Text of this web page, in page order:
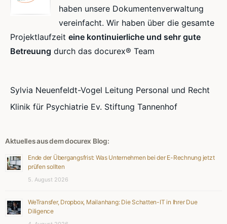
haben unsere Dokumentenverwaltung
vereinfacht. Wir haben über die gesamte
Projektlaufzeit eine kontinuierliche und sehr gute
Betreuung durch das docurex® Team
Sylvia Neuenfeldt-Vogel Leitung Personal und Recht
Klinik für Psychiatrie Ev. Stiftung Tannenhof
Aktuelles aus dem docurex Blog:
Ende der Übergangsfrist: Was Unternehmen bei der E-Rechnung jetzt
prüfen sollten
5. August 2026
WeTransfer, Dropbox, Mailanhang: Die Schatten-IT in Ihrer Due
Diligence